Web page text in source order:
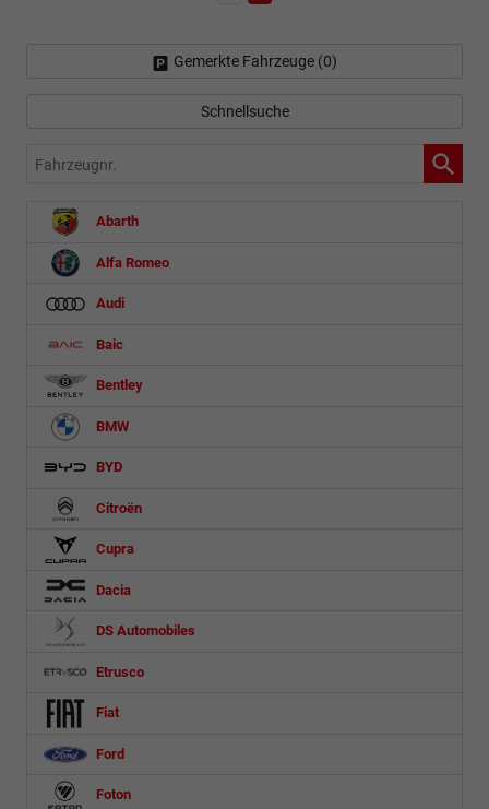
Gemerkte Fahrzeuge (0)
Schnellsuche
Fahrzeugnr.
Abarth
Alfa Romeo
Audi
Baic
Bentley
BMW
BYD
Citroën
Cupra
Dacia
DS Automobiles
Etrusco
Fiat
Ford
Foton